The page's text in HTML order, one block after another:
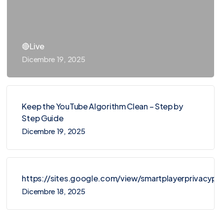
🔴Live
Dicembre 19, 2025
Keep the YouTube Algorithm Clean – Step by
Step Guide
Dicembre 19, 2025
https://sites.google.com/view/
Dicembre 18, 2025